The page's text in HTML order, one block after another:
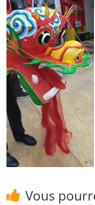
Vous